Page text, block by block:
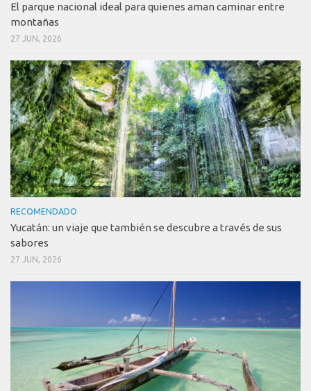
El parque nacional ideal para quienes aman caminar entre
montañas
27 JUN, 2026
RECOMENDADO
Yucatán: un viaje que también se descubre a través de sus
sabores
27 JUN, 2026